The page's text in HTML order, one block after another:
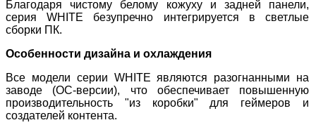
Благодаря чистому белому кожуху и задней панели,
серия WHITE безупречно интегрируется в светлые
сборки ПК.
Особенности дизайна и охлаждения
Все модели серии WHITE являются разогнанными на
заводе (OC-версии), что обеспечивает повышенную
производительность "из коробки" для геймеров и
создателей контента.